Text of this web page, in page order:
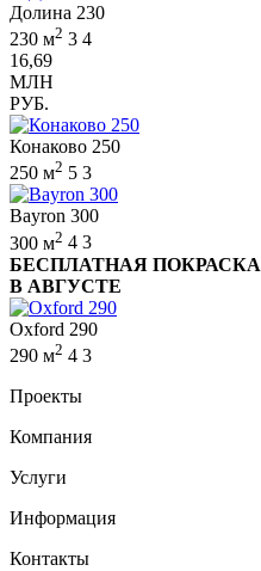
Долина 230
230 м2 3 4
16,69
МЛН
РУБ.
Конаково 250
250 м2 5 3
Bayron 300
300 м2 4 3
БЕСПЛАТНАЯ ПОКРАСКА
В АВГУСТЕ
Oxford 290
290 м2 4 3
Проекты
Компания
Услуги
Информация
Контакты